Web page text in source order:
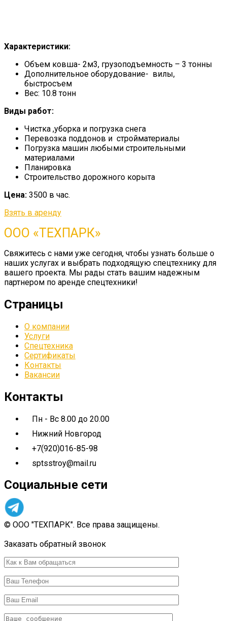
Характеристики:
Объем ковша- 2м3, грузоподъемность – 3 тонны
Дополнительное оборудование- вилы,
быстросъем
Вес: 10.8 тонн
Виды работ:
Чистка ,уборка и погрузка снега
Перевозка поддонов и стройматериалы
Погрузка машин любыми строительными
материалами
Планировка
Строительство дорожного корыта
Цена: 3500 в час.
Взять в аренду
ООО «ТЕХПАРК»
Свяжитесь с нами уже сегодня, чтобы узнать больше о
наших услугах и выбрать подходящую спецтехнику для
вашего проекта. Мы рады стать вашим надежным
партнером по аренде спецтехники!
Страницы
О компании
Услуги
Спецтехника
Сертификаты
Контакты
Вакансии
Контакты
Пн - Вс 8.00 до 20.00
Нижний Новгород
+7(920)016-85-98
sptsstroy@mail.ru
Социальные сети
© ООО "ТЕХПАРК". Все права защищены.
Заказать обратный звонок